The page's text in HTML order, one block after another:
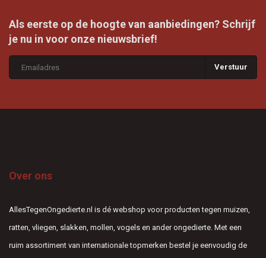
Als eerste op de hoogte van aanbiedingen? Schrijf
je nu in voor onze nieuwsbrief!
Verstuur
Over ons
AllesTegenOngedierte.nl is dé webshop voor producten tegen muizen,
ratten, vliegen, slakken, mollen, vogels en ander ongedierte. Met een
ruim assortiment van internationale topmerken bestel je eenvoudig de